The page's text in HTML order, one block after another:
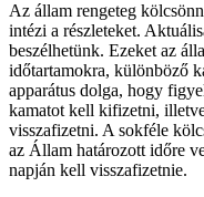
Az állam rengeteg
intézi a részleteket.
beszélhetünk. Ezeket az
időtartamokra, különböző
apparátus dolga, hogy
kamatot kell kifizetni,
visszafizetni. A sokféle
az Állam határozott időre
napján kell visszafizetnie.